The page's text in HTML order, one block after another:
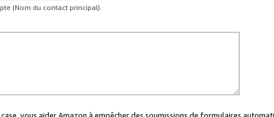
(Nom du contact principal).